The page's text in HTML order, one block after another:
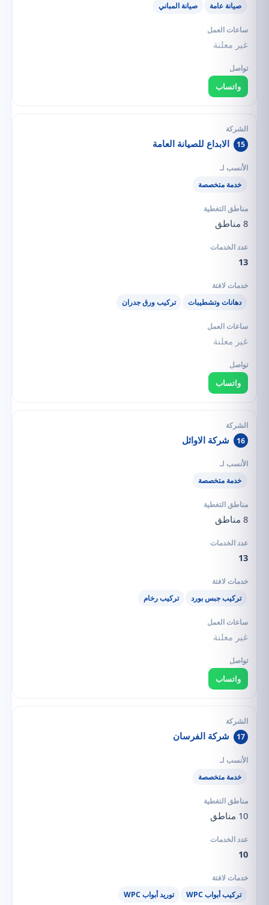
صيانة عامة صيانة المباني
غير معلنة
واتساب
15 الابداع للصيانة العامة
خدمة متخصصة
8 مناطق
13
دهانات وتشطيبات تركيب ورق جدران
غير معلنة
واتساب
16 شركة الاوائل
خدمة متخصصة
8 مناطق
13
تركيب جبس بورد تركيب رخام
غير معلنة
واتساب
17 شركة الفرسان
خدمة متخصصة
10 مناطق
10
تركيب أبواب WPC توريد أبواب WPC